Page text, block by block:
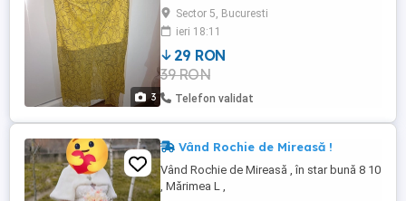
3
căptușeală și crăpătură la spate Culoare:
Galben Material: Dantelă Mărime: M Preț:
29 Lei (Negociabil)
Sector 5, Bucuresti
ieri 18:11
29 RON
39 RON
Telefon validat
Vând Rochie de Mireasă !
Vând Rochie de Mireasă , în star bună 8 10
, Mărimea L ,